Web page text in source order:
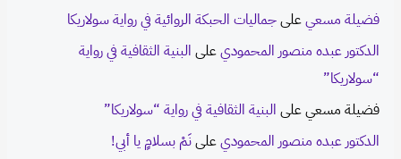
فضيلة مسعيعلىجماليات الحبكة الروائية في رواية سولاريكا
الدكتور عبده منصور المحموديعلى البنية الثقافية في رواية
“سولاريكا”
فضيلة مسعيعلى البنية الثقافية في رواية “سولاريكا”
الدكتور عبده منصور المحموديعلىنَمْ بسلامٍ يا أبي!